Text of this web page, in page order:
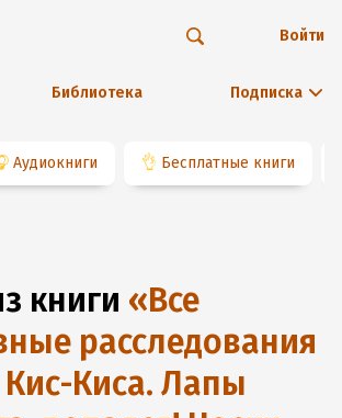
Библиотека Подписка
Войти
Аудиокниги 👌 Бесплатные книги
книги «Все
расследования
Киса. Лапы